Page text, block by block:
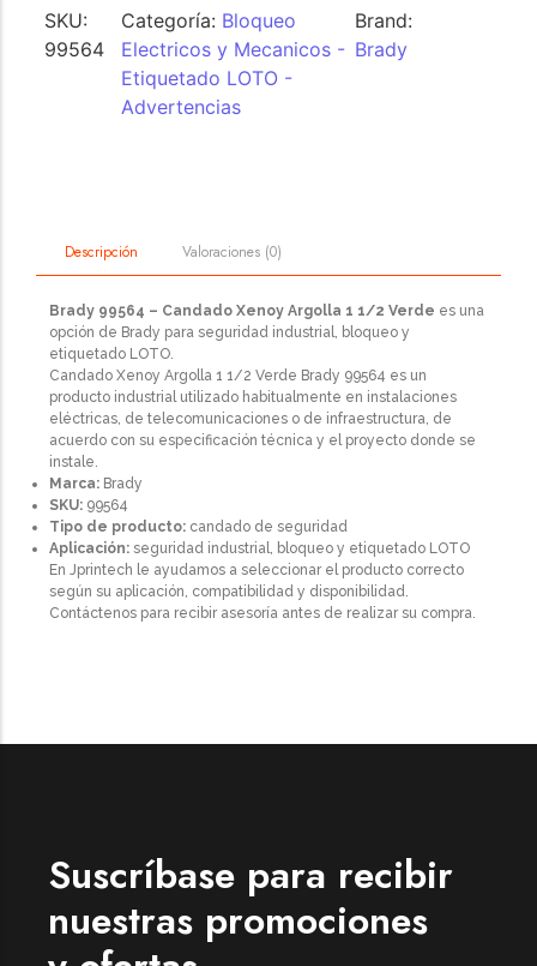
SKU:
99564
Categoría: Bloqueo
Electricos y Mecanicos -
Etiquetado LOTO -
Advertencias
Brand:
Brady
Descripción Valoraciones (0)
Brady 99564 – Candado Xenoy Argolla 1 1/2 Verde es una
opción de Brady para seguridad industrial, bloqueo y
etiquetado LOTO.
Candado Xenoy Argolla 1 1/2 Verde Brady 99564 es un
producto industrial utilizado habitualmente en instalaciones
eléctricas, de telecomunicaciones o de infraestructura, de
acuerdo con su especificación técnica y el proyecto donde se
instale.
Marca: Brady
SKU: 99564
Tipo de producto: candado de seguridad
Aplicación: seguridad industrial, bloqueo y etiquetado LOTO
En Jprintech le ayudamos a seleccionar el producto correcto
según su aplicación, compatibilidad y disponibilidad.
Contáctenos para recibir asesoría antes de realizar su compra.
Suscríbase para recibir
nuestras promociones